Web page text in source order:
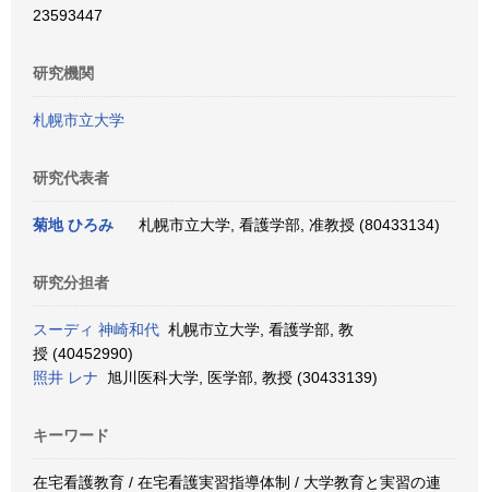
23593447
研究機関
札幌市立大学
研究代表者
菊地 ひろみ 札幌市立大学, 看護学部, 准教授 (80433134)
研究分担者
スーディ 神崎和代 札幌市立大学, 看護学部, 教
授 (40452990)
照井 レナ 旭川医科大学, 医学部, 教授 (30433139)
キーワード
在宅看護教育 / 在宅看護実習指導体制 / 大学教育と実習の連